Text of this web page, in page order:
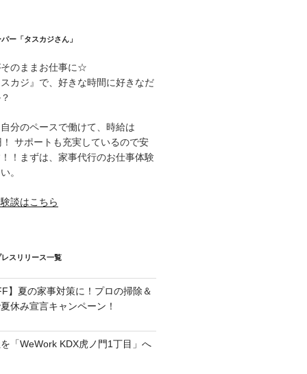
ー「タスカジさん」
のままお仕事に☆
カジ』で、好きな時間に好きなだ
分のペースで働けて、時給は
サポートも充実しているので安
！まずは、家事代行のお仕事体験
。
談はこちら
スリリース一覧
】夏の家事対策に！プロの掃除＆
休み宣言キャンペーン！
「WeWork KDX虎ノ門1丁目」へ